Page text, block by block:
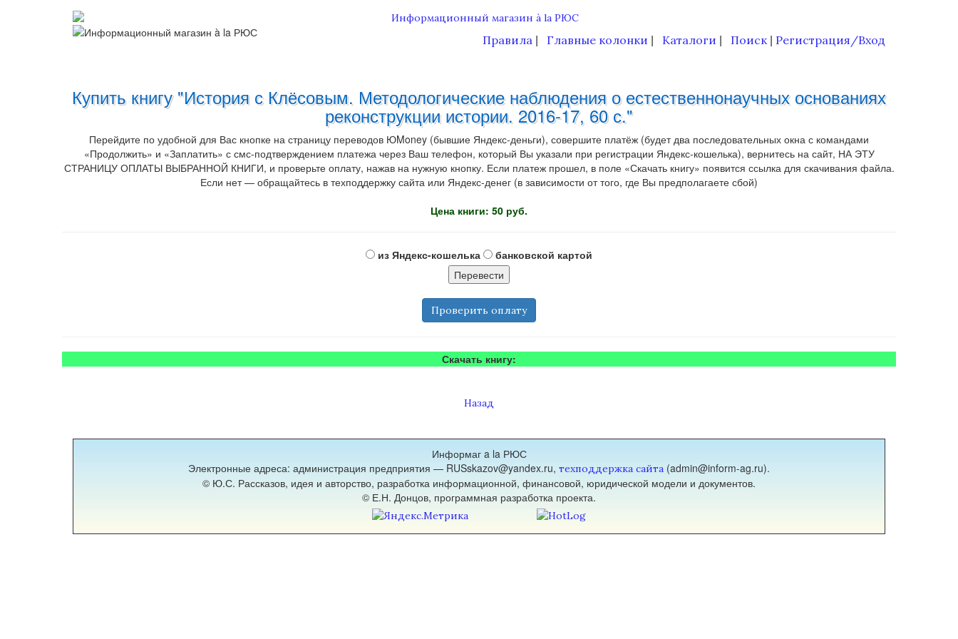
Правила Главные колонки Каталоги Поиск| Регистрация/Вход
Купить книгу "История с Клёсовым. Методологические наблюдения о естественнонаучных основаниях
реконструкции истории. 2016-17, 60 с."
Перейдите по удобной для Вас кнопке на страницу переводов ЮMoney (бывшие Яндекс-деньги), совершите платёж (будет два последовательных окна с командами
«Продолжить» и «Заплатить» с смс-подтверждением платежа через Ваш телефон, который Вы указали при регистрации Яндекс-кошелька), вернитесь на сайт, НА ЭТУ
СТРАНИЦУ ОПЛАТЫ ВЫБРАННОЙ КНИГИ, и проверьте оплату, нажав на нужную кнопку. Если платеж прошел, в поле «Скачать книгу» появится ссылка для скачивания файла.
Если нет — обращайтесь в техподдержку сайта или Яндекс-денег (в зависимости от того, где Вы предполагаете сбой)
Цена книги: 50 руб.
из Яндекс-кошелька банковской картой
Проверить оплату
Скачать книгу:
Назад
Информаг a la РЮС
Электронные адреса: администрация предприятия — RUSskazov@yandex.ru, техподдержка сайта (admin@inform-ag.ru).
© Ю.С. Рассказов, идея и авторство, разработка информационной, финансовой, юридической модели и документов.
© Е.Н. Донцов, программная разработка проекта.